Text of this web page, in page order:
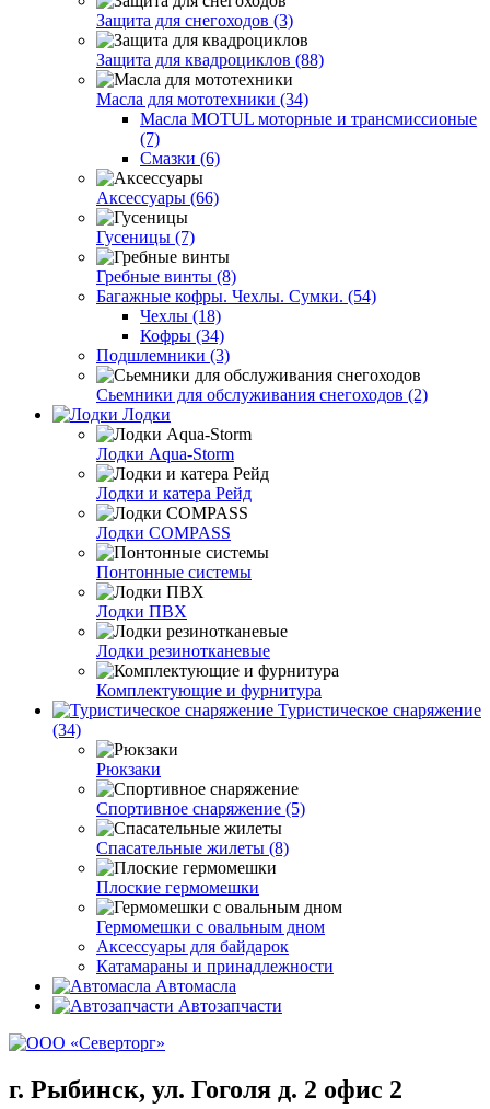
Защита для снегоходов (3)
Защита для квадроциклов (88)
Масла для мототехники (34)
Масла MOTUL моторные и трансмиссионые
(7)
Смазки (6)
Аксессуары (66)
Гусеницы (7)
Гребные винты (8)
Багажные кофры. Чехлы. Сумки. (54)
Чехлы (18)
Кофры (34)
Подшлемники (3)
Сьемники для обслуживания снегоходов (2)
Лодки
Лодки Aqua-Storm
Лодки и катера Рейд
Лодки COMPASS
Понтонные системы
Лодки ПВХ
Лодки резинотканевые
Комплектующие и фурнитура
Туристическое снаряжение
(34)
Рюкзаки
Спортивное снаряжение (5)
Спасательные жилеты (8)
Плоские гермомешки
Гермомешки с овальным дном
Аксессуары для байдарок
Катамараны и принадлежности
Автомасла
Автозапчасти
г. Рыбинск, ул. Гоголя д. 2 офис 2